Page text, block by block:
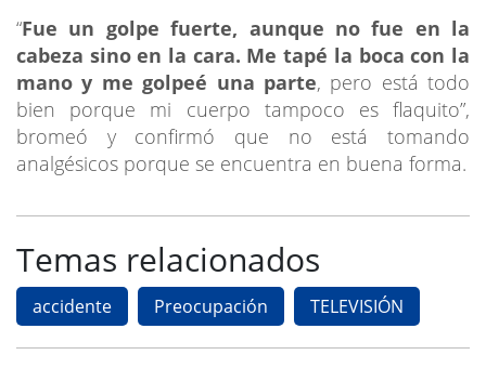
“Fue un golpe fuerte, aunque no fue en la
cabeza sino en la cara. Me tapé la boca con la
mano y me golpeé una parte, pero está todo
bien porque mi cuerpo tampoco es flaquito”,
bromeó y confirmó que no está tomando
analgésicos porque se encuentra en buena forma.
Temas relacionados
accidente Preocupación TELEVISIÓN